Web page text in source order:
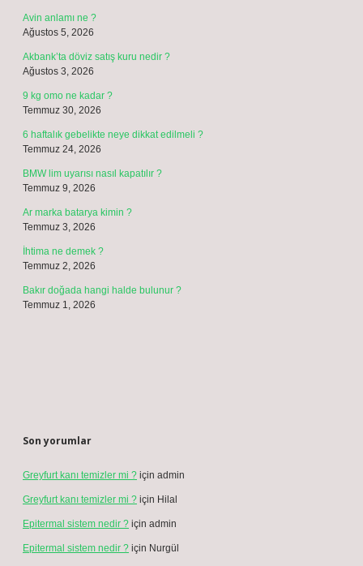
Avin anlamı ne ?
Ağustos 5, 2026
Akbank’ta döviz satış kuru nedir ?
Ağustos 3, 2026
9 kg omo ne kadar ?
Temmuz 30, 2026
6 haftalık gebelikte neye dikkat edilmeli ?
Temmuz 24, 2026
BMW lim uyarısı nasıl kapatılır ?
Temmuz 9, 2026
Ar marka batarya kimin ?
Temmuz 3, 2026
İhtima ne demek ?
Temmuz 2, 2026
Bakır doğada hangi halde bulunur ?
Temmuz 1, 2026
Son yorumlar
Greyfurt kanı temizler mi ? için admin
Greyfurt kanı temizler mi ? için Hilal
Epitermal sistem nedir ? için admin
Epitermal sistem nedir ? için Nurgül